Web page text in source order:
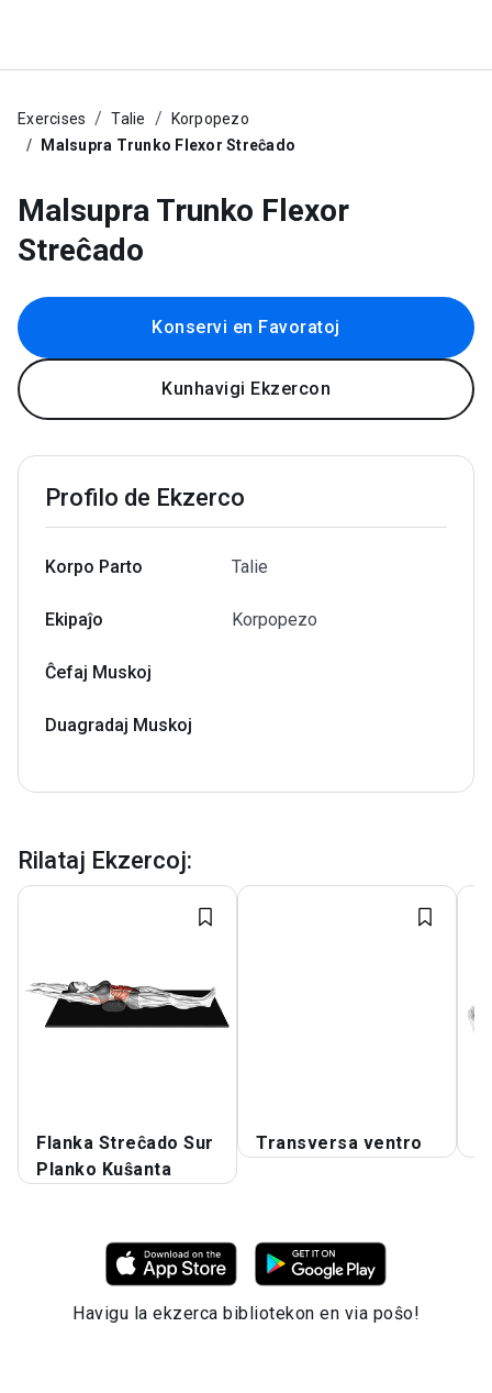
Exercises Talie
Korpopezo
Malsupra Trunko Flexor Streĉado
Malsupra Trunko Flexor
Streĉado
Konservi en Favoratoj
Kunhavigi Ekzercon
Profilo de Ekzerco
Korpo Parto Talie
Ekipaĵo Korpopezo
Ĉefaj Muskoj
Duagradaj Muskoj
Rilataj Ekzercoj:
Flanka Streĉado Sur
Planko Kuŝanta
Transversa ventro
Havigu la ekzerca bibliotekon en via poŝo!